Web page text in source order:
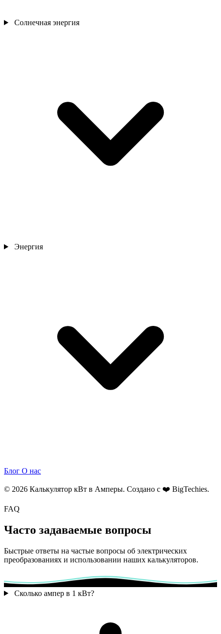
Солнечная энергия
Энергия
Блог О нас
© 2026 Калькулятор кВт в Амперы. Создано с ❤️ BigTechies.
FAQ
Часто задаваемые вопросы
Быстрые ответы на частые вопросы об электрических
преобразованиях и использовании наших калькуляторов.
Сколько ампер в 1 кВт?